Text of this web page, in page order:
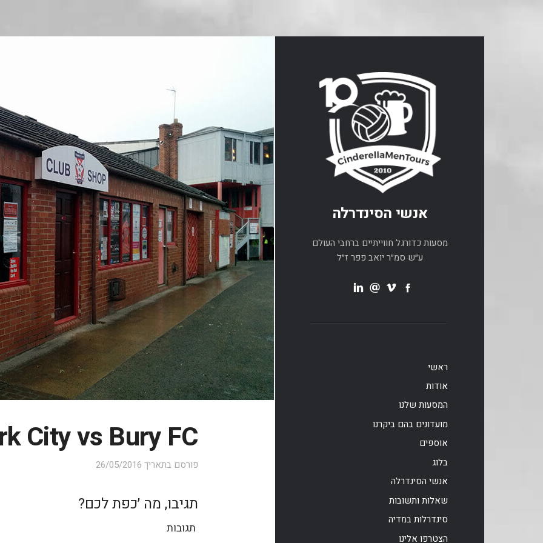
אנשי הסינדרלה
מסעות כדורגל חווייתיים ברחבי העולם
ע״ש סמ״ר יואב פפר ז״ל
ראשי
אודות
המסעות שלנו
מועדונים בהם ביקרנו
אוספים
בלוג
אנשי הסינדרלה
שאלות ותשובות
סינדרלות במדיה
הצטרפו אלינו
City vs Bury FC
פורסם בתאריך 26/05/2016
תגיבו, מה ׳כפת לכם?
תגובות